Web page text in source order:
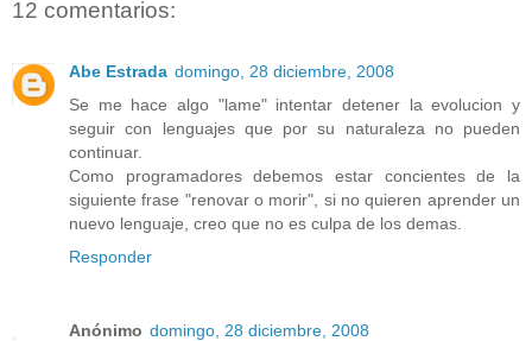
12 comentarios:
Abe Estrada domingo, 28 diciembre, 2008
Se me hace algo "lame" intentar detener la evolucion y
seguir con lenguajes que por su naturaleza no pueden
continuar.
Como programadores debemos estar concientes de la
siguiente frase "renovar o morir", si no quieren aprender un
nuevo lenguaje, creo que no es culpa de los demas.
Responder
Anónimo domingo, 28 diciembre, 2008